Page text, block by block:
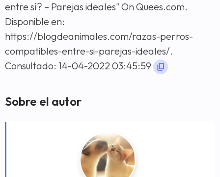
entre sí? – Parejas ideales" On Quees.com.
Disponible en:
https://blogdeanimales.com/razas-perros-
compatibles-entre-si-parejas-ideales/.
Consultado: 14-04-2022 03:45:59
Sobre el autor